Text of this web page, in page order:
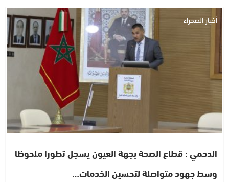
أخبار الصحراء
الدحمي : قطاع الصحة بجهة العيون يسجل تطوراً ملحوظاً
وسط جهود متواصلة لتحسين الخدمات…